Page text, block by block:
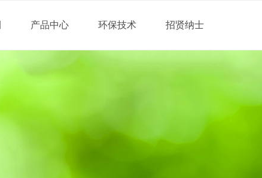
产品中心 环保技术 招贤纳士